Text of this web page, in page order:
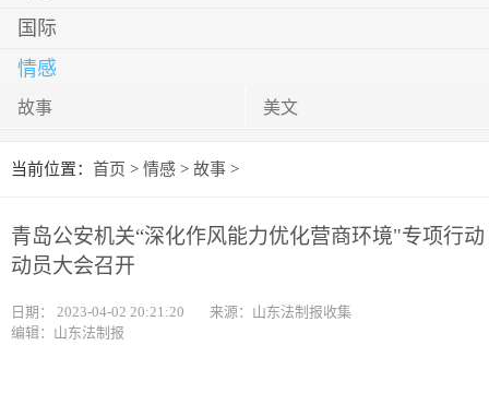
国际
情感
故事 美文
当前位置： 首页 > 情感 > 故事 >
青岛公安机关“深化作风能力优化营商环境"专项行动
动员大会召开
日期： 2023-04-02 20:21:20
来源：山东法制报收集
编辑：山东法制报